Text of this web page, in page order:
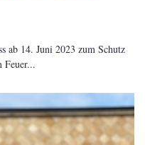
ab 14. Juni 2023 zum Schutz
Feuer